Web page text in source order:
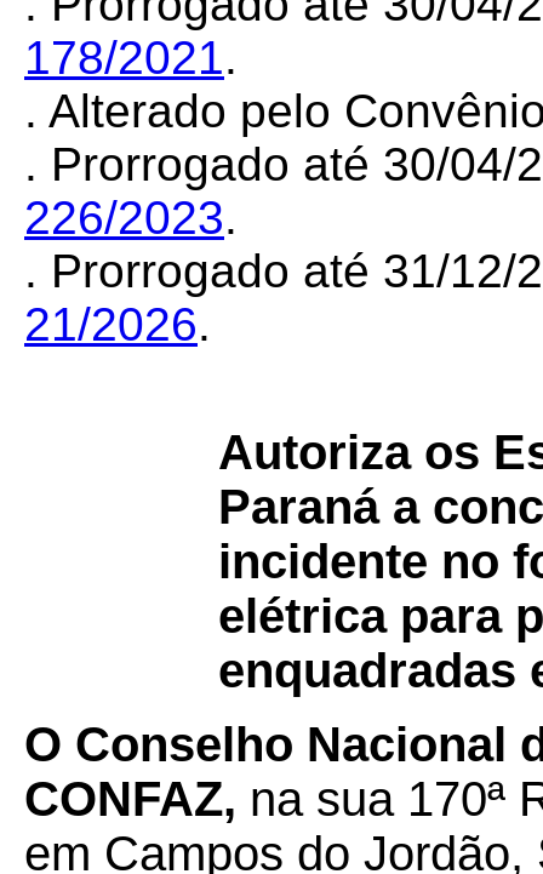
178/2021.
. Alterado pelo
. Prorrogado até 30/04/
226/2023.
. Prorrogado até 31/12/
21/2026.
Autoriza os
Paraná a
incidente no
elétrica para
enquadradas
O Conselho Nacional
CONFAZ, na sua 170ª
em Campos do